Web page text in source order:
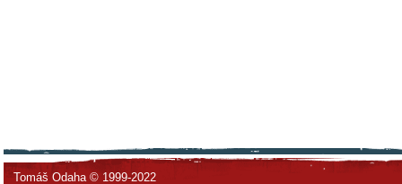
Tomáš Odaha © 1999-2022